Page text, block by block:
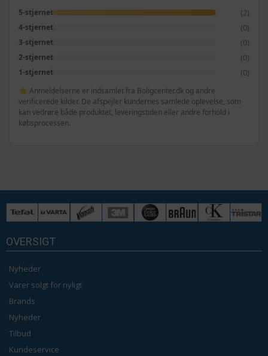
5-stjernet (2)
4-stjernet (0)
3-stjernet (0)
2-stjernet (0)
1-stjernet (0)
⭐ Anmeldelserne er indsamlet fra Boligcenter.dk og andre
verificerede kilder. De afspejler kundernes samlede oplevelse, som
kan vedrøre både produktet, leveringstiden eller andre forhold i
købsprocessen.
OVERSIGT
Nyheder
Varer solgt for nyligt
Brands
Nyheder
Tilbud
Kundeservice